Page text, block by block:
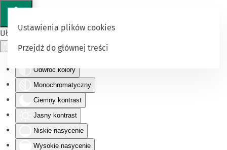
Ułatwienia dostępu
Odwróć kolory
Monochromatyczny
Ciemny kontrast
Jasny kontrast
Niskie nasycenie
Wysokie nasycenie
Ustawienia plików cookies
Przejdź do głównej treści